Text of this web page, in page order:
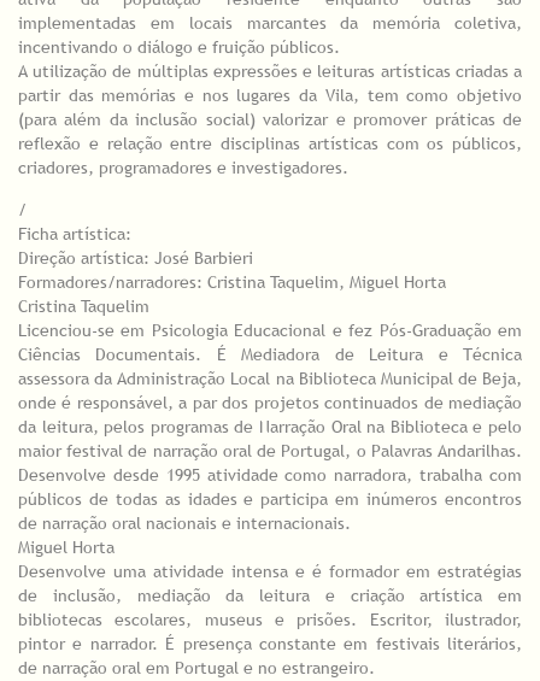
implementadas em locais marcantes da memória coletiva,
incentivando o diálogo e fruição públicos.
A utilização de múltiplas expressões e leituras artísticas criadas a
partir das memórias e nos lugares da Vila, tem como objetivo
(para além da inclusão social) valorizar e promover práticas de
reflexão e relação entre disciplinas artísticas com os públicos,
criadores, programadores e investigadores.
/
Ficha artística:
Direção artística: José Barbieri
Formadores/narradores: Cristina Taquelim, Miguel Horta
Cristina Taquelim
Licenciou-se em Psicologia Educacional e fez Pós-Graduação em
Ciências Documentais. É Mediadora de Leitura e Técnica
assessora da Administração Local na Biblioteca Municipal de Beja,
onde é responsável, a par dos projetos continuados de mediação
da leitura, pelos programas de Narração Oral na Biblioteca e pelo
maior festival de narração oral de Portugal, o Palavras Andarilhas.
Desenvolve desde 1995 atividade como narradora, trabalha com
públicos de todas as idades e participa em inúmeros encontros
de narração oral nacionais e internacionais.
Miguel Horta
Desenvolve uma atividade intensa e é formador em estratégias
de inclusão, mediação da leitura e criação artística em
bibliotecas escolares, museus e prisões. Escritor, ilustrador,
pintor e narrador. É presença constante em festivais literários,
de narração oral em Portugal e no estrangeiro.